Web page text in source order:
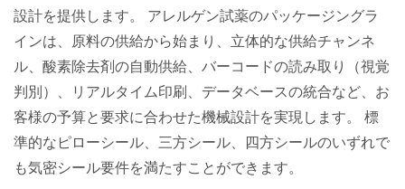
設計を提供します。 アレルゲン試薬のパッケージングラ
インは、原料の供給から始まり、立体的な供給チャンネ
ル、酸素除去剤の自動供給、バーコードの読み取り（視覚
判別）、リアルタイム印刷、データベースの統合など、お
客様の予算と要求に合わせた機械設計を実現します。 標
準的なピローシール、三方シール、四方シールのいずれで
も気密シール要件を満たすことができます。